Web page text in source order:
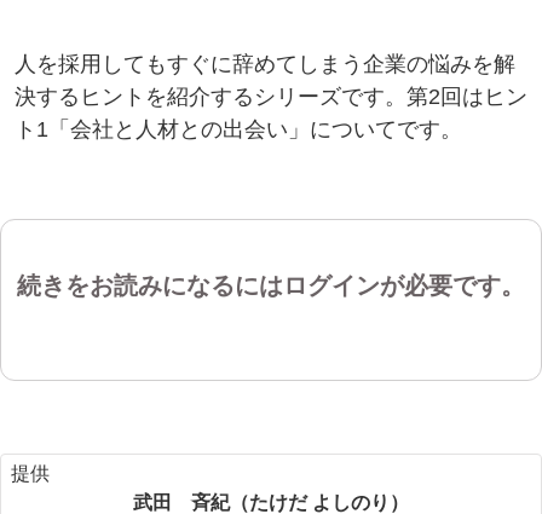
人を採用してもすぐに辞めてしまう企業の悩みを解
決するヒントを紹介するシリーズです。第2回はヒン
ト1「会社と人材との出会い」についてです。
続きをお読みになるにはログインが必要です。
提供
武田 斉紀（たけだ よしのり）